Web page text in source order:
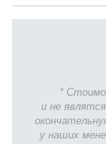
*
и не
у наших